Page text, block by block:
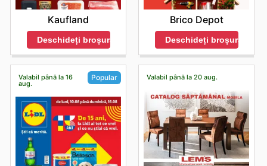
Kaufland
Deschideți broșura
Brico Depot
Deschideți broșura
Valabil până la 16
aug.
Popular Valabil până la 20 aug.